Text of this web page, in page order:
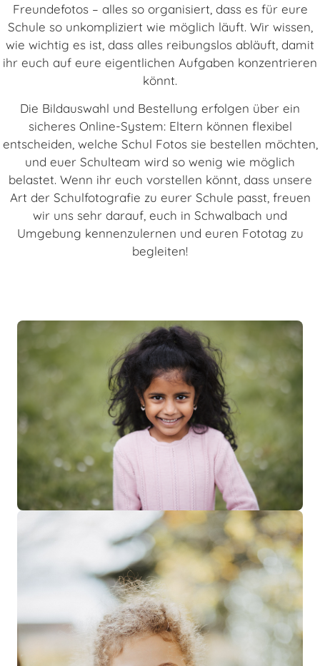
Freundefotos – alles so organisiert, dass es für eure
Schule so unkompliziert wie möglich läuft. Wir wissen,
wie wichtig es ist, dass alles reibungslos abläuft, damit
ihr euch auf eure eigentlichen Aufgaben konzentrieren
könnt.
Die Bildauswahl und Bestellung erfolgen über ein
sicheres Online-System: Eltern können flexibel
entscheiden, welche Schul Fotos sie bestellen möchten,
und euer Schulteam wird so wenig wie möglich
belastet. Wenn ihr euch vorstellen könnt, dass unsere
Art der Schulfotografie zu eurer Schule passt, freuen
wir uns sehr darauf, euch in Schwalbach und
Umgebung kennenzulernen und euren Fototag zu
begleiten!